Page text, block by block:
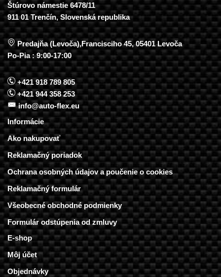
Štúrovo námestie 6478/11
911 01 Trenčín, Slovenská republika
Predajňa (Levoča),Francisciho 45, 05401 Levoča
Po-Pia : 9:00-17:00
+421 918 789 805
+421 944 358 253
info@auto-flex.eu
Informácie
Ako nakupovať
Reklamačný poriadok
Ochrana osobných údajov a poučenie o cookies
Reklamačný formulár
Všeobecné obchodné podmienky
Formulár odstúpenia od zmluvy
E-shop
Môj účet
Objednávky